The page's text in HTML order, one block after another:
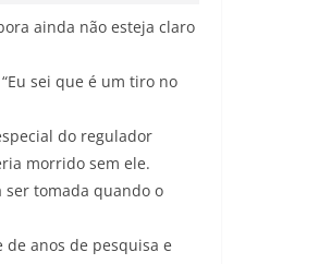
ainda não esteja claro
sei que é um tiro no
do regulador
morrido sem ele.
ser tomada quando o
anos de pesquisa e